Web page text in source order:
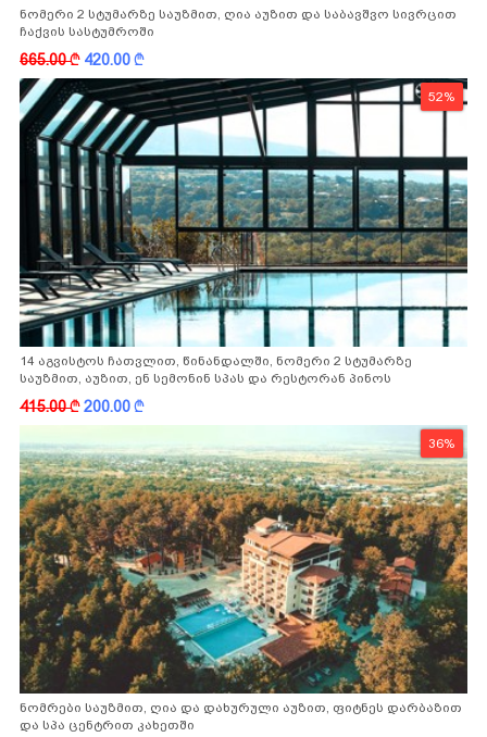
ნომერი 2 სტუმარზე საუზმით, ღია აუზით და საბავშვო სივრცით
ჩაქვის სასტუმროში
665.00k 420.00k
52%
14 აგვისტოს ჩათვლით, წინანდალში, ნომერი 2 სტუმარზე
საუზმით, აუზით, ენ სემონინ სპას და რესტორან პინოს
ფასდაკლებით
415.00k200.00k
36%
ნომრები საუზმით, ღია და დახურული აუზით, ფიტნეს დარბაზით
და სპა ცენტრით კახეთში